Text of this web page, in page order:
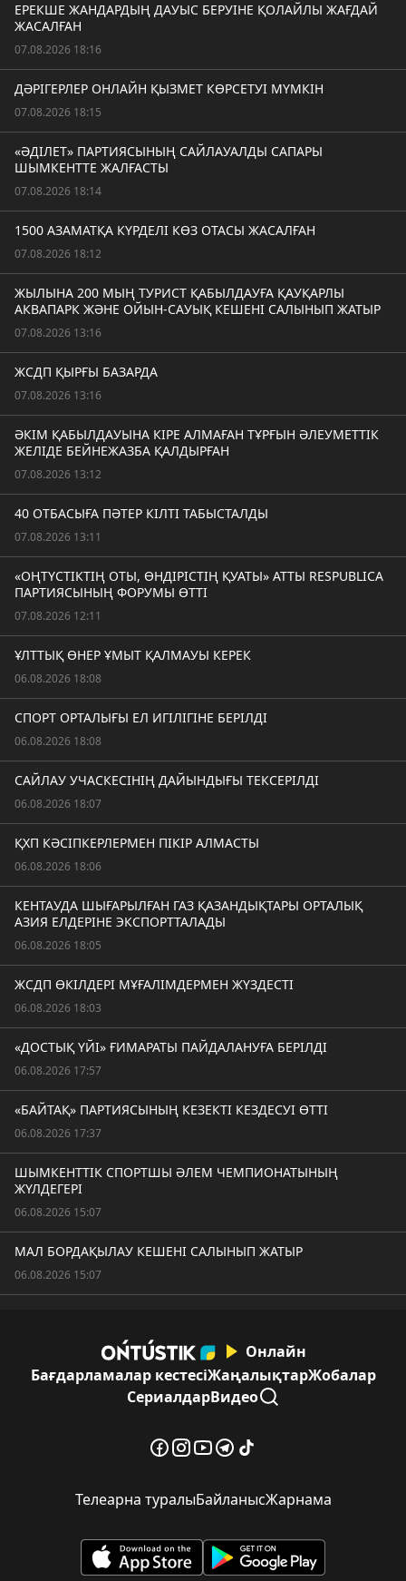
ЕРЕКШЕ ЖАНДАРДЫҢ ДАУЫС БЕРУІНЕ ҚОЛАЙЛЫ ЖАҒДАЙ
ЖАСАЛҒАН
07.08.2026 18:16
ДӘРІГЕРЛЕР ОНЛАЙН ҚЫЗМЕТ КӨРСЕТУІ МҮМКІН
07.08.2026 18:15
«ӘДІЛЕТ» ПАРТИЯСЫНЫҢ САЙЛАУАЛДЫ САПАРЫ
ШЫМКЕНТТЕ ЖАЛҒАСТЫ
07.08.2026 18:14
1500 АЗАМАТҚА КҮРДЕЛІ КӨЗ ОТАСЫ ЖАСАЛҒАН
07.08.2026 18:12
ЖЫЛЫНА 200 МЫҢ ТУРИСТ ҚАБЫЛДАУҒА ҚАУҚАРЛЫ
АКВАПАРК ЖӘНЕ ОЙЫН-САУЫҚ КЕШЕНІ САЛЫНЫП ЖАТЫР
07.08.2026 13:16
ЖСДП ҚЫРҒЫ БАЗАРДА
07.08.2026 13:16
ӘКІМ ҚАБЫЛДАУЫНА КІРЕ АЛМАҒАН ТҰРҒЫН ӘЛЕУМЕТТІК
ЖЕЛІДЕ БЕЙНЕЖАЗБА ҚАЛДЫРҒАН
07.08.2026 13:12
40 ОТБАСЫҒА ПӘТЕР КІЛТІ ТАБЫСТАЛДЫ
07.08.2026 13:11
«ОҢТҮСТІКТІҢ ОТЫ, ӨНДІРІСТІҢ ҚУАТЫ» АТТЫ RESPUBLICA
ПАРТИЯСЫНЫҢ ФОРУМЫ ӨТТІ
07.08.2026 12:11
ҰЛТТЫҚ ӨНЕР ҰМЫТ ҚАЛМАУЫ КЕРЕК
06.08.2026 18:08
СПОРТ ОРТАЛЫҒЫ ЕЛ ИГІЛІГІНЕ БЕРІЛДІ
06.08.2026 18:08
САЙЛАУ УЧАСКЕСІНІҢ ДАЙЫНДЫҒЫ ТЕКСЕРІЛДІ
06.08.2026 18:07
ҚХП КӘСІПКЕРЛЕРМЕН ПІКІР АЛМАСТЫ
06.08.2026 18:06
КЕНТАУДА ШЫҒАРЫЛҒАН ГАЗ ҚАЗАНДЫҚТАРЫ ОРТАЛЫҚ
АЗИЯ ЕЛДЕРІНЕ ЭКСПОРТТАЛАДЫ
06.08.2026 18:05
ЖСДП ӨКІЛДЕРІ МҰҒАЛІМДЕРМЕН ЖҮЗДЕСТІ
06.08.2026 18:03
«ДОСТЫҚ ҮЙІ» ҒИМАРАТЫ ПАЙДАЛАНУҒА БЕРІЛДІ
06.08.2026 17:57
«БАЙТАҚ» ПАРТИЯСЫНЫҢ КЕЗЕКТІ КЕЗДЕСУІ ӨТТІ
06.08.2026 17:37
ШЫМКЕНТТІК СПОРТШЫ ӘЛЕМ ЧЕМПИОНАТЫНЫҢ
ЖҮЛДЕГЕРІ
06.08.2026 15:07
МАЛ БОРДАҚЫЛАУ КЕШЕНІ САЛЫНЫП ЖАТЫР
06.08.2026 15:07
Онлайн
Бағдарламалар кестесіЖаңалықтарЖобалар
СериалдарВидео
Телеарна туралыБайланысЖарнама